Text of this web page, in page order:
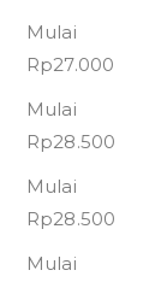
Mulai
Rp27.000
Mulai
Rp28.500
Mulai
Rp28.500
Mulai